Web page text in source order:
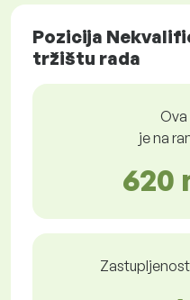
Pozicija
tržištu rada
je na
620